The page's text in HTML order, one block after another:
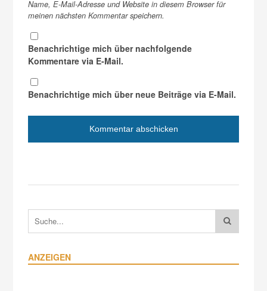
Name, E-Mail-Adresse und Website in diesem Browser für
meinen nächsten Kommentar speichern.
Benachrichtige mich über nachfolgende
Kommentare via E-Mail.
Benachrichtige mich über neue Beiträge via E-Mail.
ANZEIGEN